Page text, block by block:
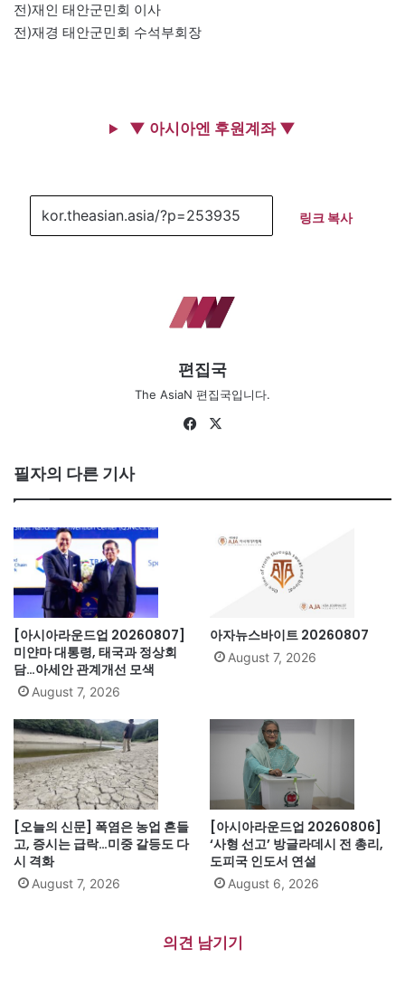
전)재인 태안군민회 이사
전)재경 태안군민회 수석부회장
▼ 아시아엔 후원계좌 ▼
링크 복사
편집국
The AsiaN 편집국입니다.
Fa
필자의 다른 기사
[아시아라운드업 20260807]
미얀마 대통령, 태국과 정상회
담…아세안 관계개선 모색
August 7, 2026
아자뉴스바이트 20260807
August 7, 2026
[오늘의 신문] 폭염은 농업 흔들
고, 증시는 급락…미중 갈등도 다
시 격화
August 7, 2026
[아시아라운드업 20260806]
‘사형 선고’ 방글라데시 전 총리,
도피국 인도서 연설
August 6, 2026
의견 남기기